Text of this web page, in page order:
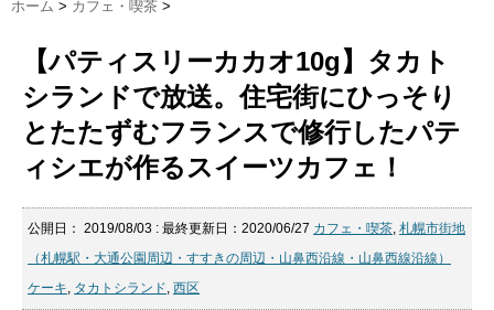
ホーム > カフェ・喫茶 >
【パティスリーカカオ10g】タカト
シランドで放送。住宅街にひっそり
とたたずむフランスで修行したパテ
ィシエが作るスイーツカフェ！
公開日： 2019/08/03 : 最終更新日：2020/06/27 カフェ・喫茶, 札幌市街地
（札幌駅・大通公園周辺・すすきの周辺・山鼻西沿線・山鼻西線沿線）
ケーキ, タカトシランド, 西区